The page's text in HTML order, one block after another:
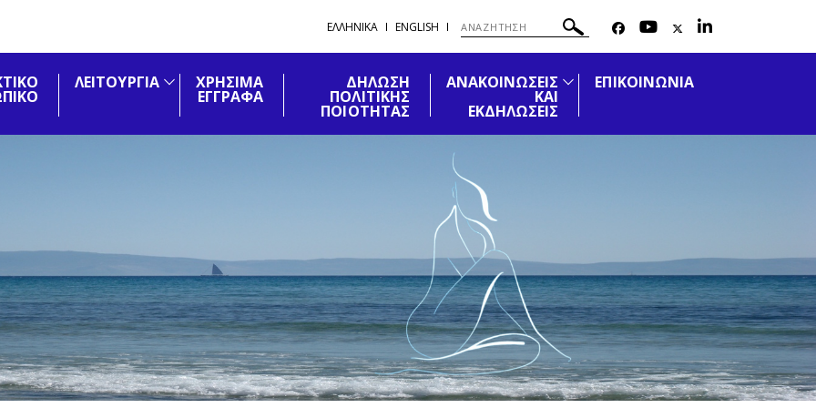
ΕΛΛΗΝΙΚΑ ENGLISH
ΛΕΙΤΟΥΡΓΙΑ ΧΡΗΣΙΜΑ
ΕΓΓΡΑΦΑ
ΔΗΛΩΣΗ
ΠΟΛΙΤΙΚΉΣ
ΠΟΙΟΤΗΤΑΣ
ΑΝΑΚΟΙΝΩΣΕΙΣ
ΚΑΙ
ΕΚΔΗΛΩΣΕΙΣ
ΕΠΙΚΟΙΝΩΝΙΑ